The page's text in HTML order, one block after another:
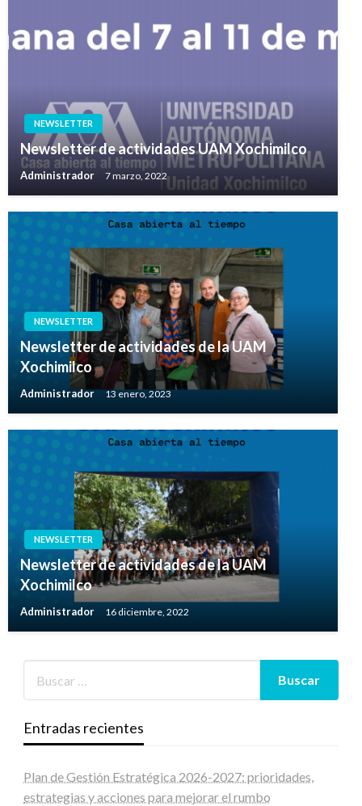
NEWSLETTER
Newsletter de actividades UAM Xochimilco
Administrador 7 marzo, 2022
NEWSLETTER
Newsletter de actividades de la UAM
Xochimilco
Administrador 13 enero, 2023
NEWSLETTER
Newsletter de actividades de la UAM
Xochimilco
Administrador 16 diciembre, 2022
Entradas recientes
Plan de Gestión Estratégica 2026-2027: prioridades,
estrategias y acciones para mejorar el rumbo